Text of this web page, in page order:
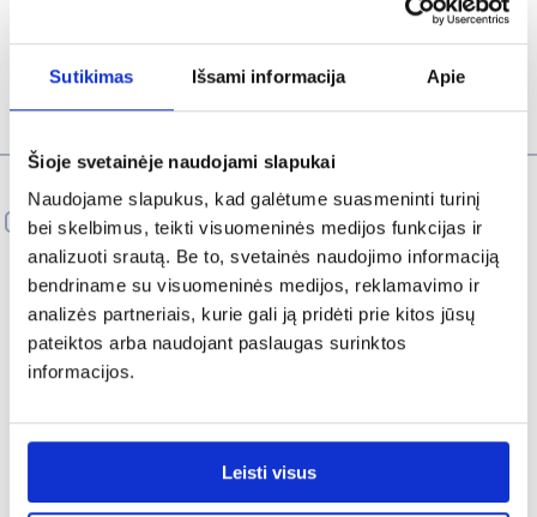
Sutikimas Išsami informacija Apie
Šioje svetainėje naudojami slapukai
Naudojame slapukus, kad galėtume suasmeninti turinį
bei skelbimus, teikti visuomeninės medijos funkcijas ir
analizuoti srautą. Be to, svetainės naudojimo informaciją
bendriname su visuomeninės medijos, reklamavimo ir
analizės partneriais, kurie gali ją pridėti prie kitos jūsų
pateiktos arba naudojant paslaugas surinktos
informacijos.
Leisti visus
Rekomenduojami produktai
PALYGINTI
1,12 €